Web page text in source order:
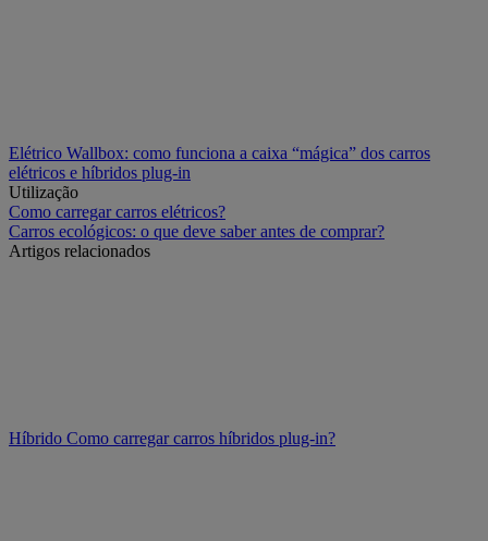
Elétrico Wallbox: como funciona a caixa “mágica” dos carros
elétricos e híbridos plug-in
Utilização
Como carregar carros elétricos?
Carros ecológicos: o que deve saber antes de comprar?
Artigos relacionados
Híbrido Como carregar carros híbridos plug-in?